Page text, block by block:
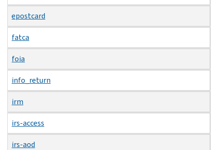
epostcard
fatca
foia
info_return
irm
irs-access
irs-aod